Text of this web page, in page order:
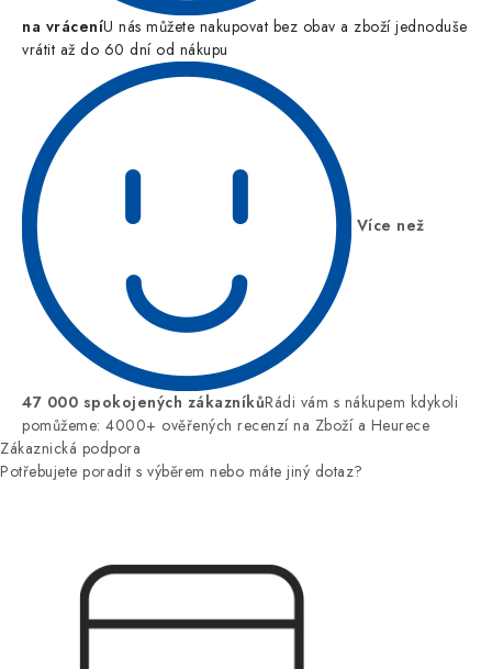
na vráceníU nás můžete nakupovat bez obav a zboží jednoduše
vrátit až do 60 dní od nákupu
Více než
47 000 spokojených zákazníkůRádi vám s nákupem kdykoli
pomůžeme: 4000+ ověřených recenzí na Zboží a Heurece
Zákaznická podpora
Potřebujete poradit s výběrem nebo máte jiný dotaz?